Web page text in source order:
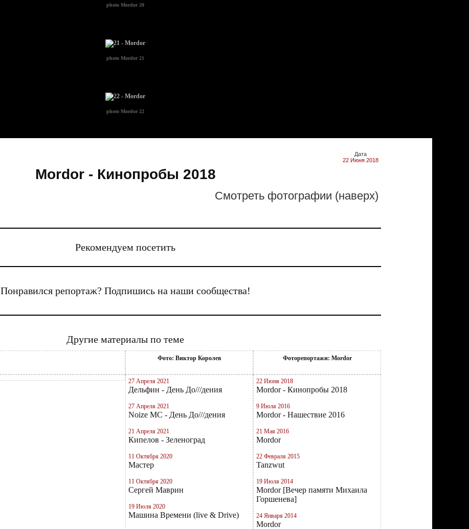
photo Mordor 20
photo Mordor 21
photo Mordor 22
Mordor - Кинопробы 2018
Дата
22 Июня 2018
Cмотреть фотографии (наверх)
Рекомендуем посетить
Понравился репортаж? Подпишись на наши сообщества!
Другие материалы по теме
Фото: Виктор Королев
27 Апреля 2021
Дельфин - День До///дения
27 Апреля 2021
Noize MC - День До///дения
21 Апреля 2021
Кипелов - Зеленоград
11 Октября 2020
Мастер
11 Октября 2020
Сергей Маврин
19 Июля 2020
Машина Времени (live & Drive)
Фоторепортажи: Mordor
22 Июня 2018
Mordor - Кинопробы 2018
9 Июля 2016
Mordor - Нашествие 2016
21 Мая 2016
Mordor
22 Февраля 2015
Tanzwut
19 Июля 2014
Mordor [Вечер памяти Михаила
Горшенева]
24 Января 2014
Mordor